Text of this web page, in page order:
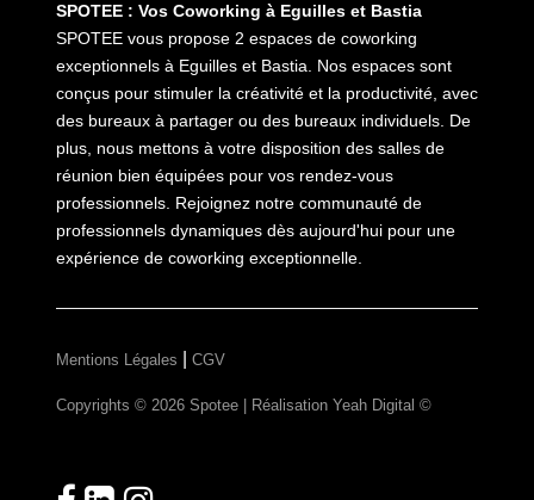
SPOTEE : Vos Coworking à Eguilles et Bastia
SPOTEE vous propose 2 espaces de coworking
exceptionnels à Eguilles et Bastia. Nos espaces sont
conçus pour stimuler la créativité et la productivité, avec
des bureaux à partager ou des bureaux individuels. De
plus, nous mettons à votre disposition des salles de
réunion bien équipées pour vos rendez-vous
professionnels. Rejoignez notre communauté de
professionnels dynamiques dès aujourd'hui pour une
expérience de coworking exceptionnelle.
Mentions Légales CGV
Copyrights © 2026 Spotee | Réalisation Yeah Digital ©